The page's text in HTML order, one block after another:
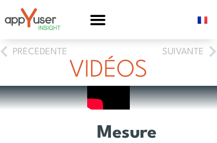
PRÉCÉDENTE SUIVANTE
VIDÉOS
Mesure